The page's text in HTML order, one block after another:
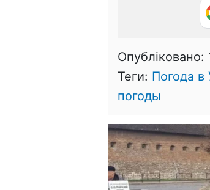
Опубліковано:
Теги: Погода в
погоды